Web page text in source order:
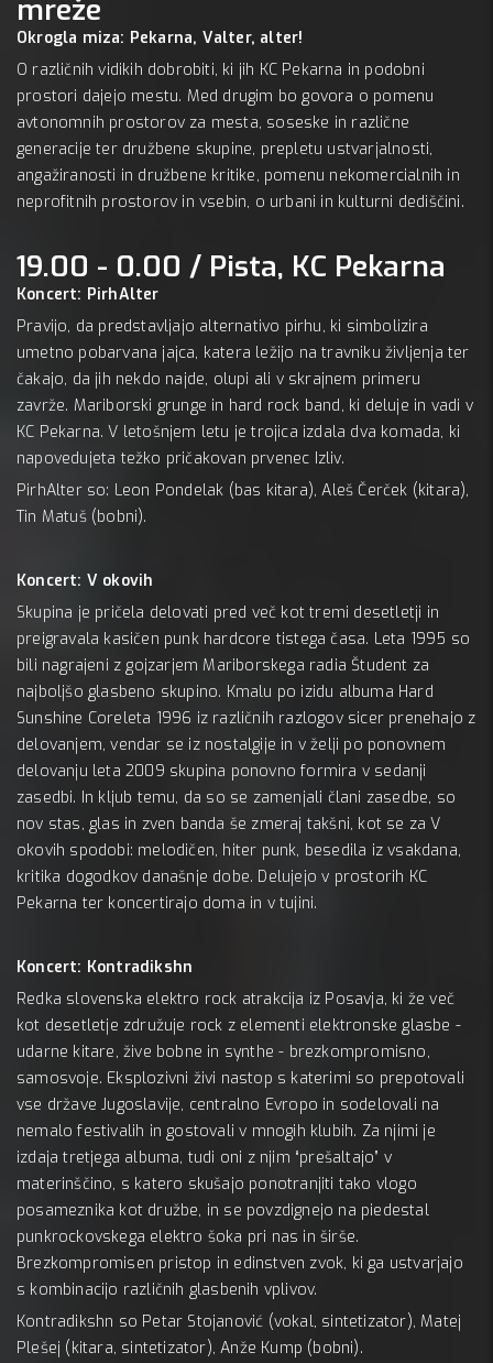
mreže
Okrogla miza: Pekarna, Valter, alter!
O različnih vidikih dobrobiti, ki jih KC Pekarna in podobni
prostori dajejo mestu. Med drugim bo govora o pomenu
avtonomnih prostorov za mesta, soseske in različne
generacije ter družbene skupine, prepletu ustvarjalnosti,
angažiranosti in družbene kritike, pomenu nekomercialnih in
neprofitnih prostorov in vsebin, o urbani in kulturni dediščini.
19.00 - 0.00 / Pista, KC Pekarna
Koncert: PirhAlter
Pravijo, da predstavljajo alternativo pirhu, ki simbolizira
umetno pobarvana jajca, katera ležijo na travniku življenja ter
čakajo, da jih nekdo najde, olupi ali v skrajnem primeru
zavrže. Mariborski grunge in hard rock band, ki deluje in vadi v
KC Pekarna. V letošnjem letu je trojica izdala dva komada, ki
napovedujeta težko pričakovan prvenec Izliv.
PirhAlter so: Leon Pondelak (bas kitara), Aleš Čerček (kitara),
Tin Matuš (bobni).
Koncert: V okovih
Skupina je pričela delovati pred več kot tremi desetletji in
preigravala kasičen punk hardcore tistega časa. Leta 1995 so
bili nagrajeni z gojzarjem Mariborskega radia Študent za
najboljšo glasbeno skupino. Kmalu po izidu albuma Hard
Sunshine Coreleta 1996 iz različnih razlogov sicer prenehajo z
delovanjem, vendar se iz nostalgije in v želji po ponovnem
delovanju leta 2009 skupina ponovno formira v sedanji
zasedbi. In kljub temu, da so se zamenjali člani zasedbe, so
nov stas, glas in zven banda še zmeraj takšni, kot se za V
okovih spodobi: melodičen, hiter punk, besedila iz vsakdana,
kritika dogodkov današnje dobe. Delujejo v prostorih KC
Pekarna ter koncertirajo doma in v tujini.
Koncert: Kontradikshn
Redka slovenska elektro rock atrakcija iz Posavja, ki že več
kot desetletje združuje rock z elementi elektronske glasbe -
udarne kitare, žive bobne in synthe - brezkompromisno,
samosvoje. Eksplozivni živi nastop s katerimi so prepotovali
vse države Jugoslavije, centralno Evropo in sodelovali na
nemalo festivalih in gostovali v mnogih klubih. Za njimi je
izdaja tretjega albuma, tudi oni z njim “prešaltajo” v
materinščino, s katero skušajo ponotranjiti tako vlogo
posameznika kot družbe, in se povzdignejo na piedestal
punkrockovskega elektro šoka pri nas in širše.
Brezkompromisen pristop in edinstven zvok, ki ga ustvarjajo
s kombinacijo različnih glasbenih vplivov.
Kontradikshn so Petar Stojanović (vokal, sintetizator), Matej
Plešej (kitara, sintetizator), Anže Kump (bobni).